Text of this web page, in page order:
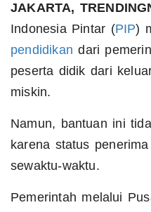
JAKARTA,
Indonesia Pintar (PIP)
pendidikan dari
peserta didik dari
miskin.
Namun, bantuan ini
karena status
sewaktu-waktu.
Pemerintah melalui